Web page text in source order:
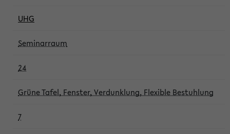
UHG
Seminarraum
24
Grüne Tafel, Fenster, Verdunklung, Flexible Bestuhlung
7